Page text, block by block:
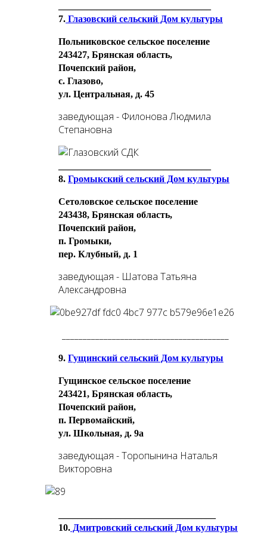
7. Глазовский сельский Дом культуры
Польниковское сельское поселение
243427, Брянская область,
Почепский район,
с. Глазово,
ул. Центральная, д. 45
заведующая - Филонова Людмила
Степановна
8. Громыкский сельский Дом культуры
Сетоловское сельское поселение
243438, Брянская область,
Почепский район,
п. Громыки,
пер. Клубный, д. 1
заведующая - Шатова Татьяна
Александровна
9. Гущинский сельский Дом культуры
Гущинское сельское поселение
243421, Брянская область,
Почепский район,
п. Первомайский,
ул. Школьная, д. 9а
заведующая - Торопынина Наталья
Викторовна
10. Дмитровский сельский Дом культуры